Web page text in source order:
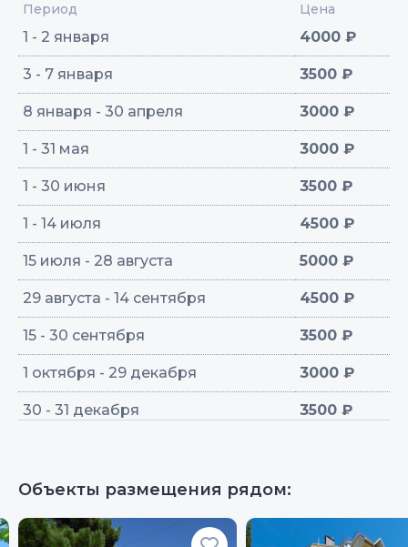
Период Цена
1 - 2 января 4000 ₽
3 - 7 января 3500 ₽
8 января - 30 апреля 3000 ₽
1 - 31 мая 3000 ₽
1 - 30 июня 3500 ₽
1 - 14 июля 4500 ₽
15 июля - 28 августа 5000 ₽
29 августа - 14 сентября 4500 ₽
15 - 30 сентября 3500 ₽
1 октября - 29 декабря 3000 ₽
30 - 31 декабря 3500 ₽
Объекты размещения рядом: